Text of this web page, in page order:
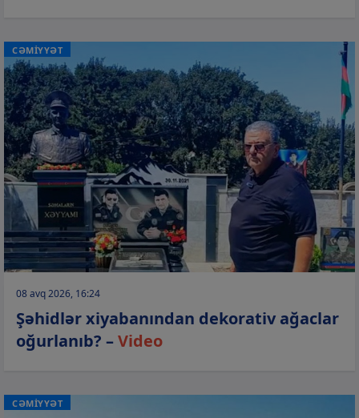
CƏMİYYƏT
08 avq 2026, 16:24
Şəhidlər xiyabanından dekorativ ağaclar
oğurlanıb? –Video
CƏMİYYƏT